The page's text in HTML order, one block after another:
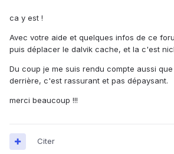
ca y est !
Avec votre aide et quelques infos de ce
puis déplacer le dalvik cache, et la c'est
Du coup je me suis rendu compte aussi
derrière, c'est rassurant et pas dépaysant.
merci beaucoup !!!
Citer